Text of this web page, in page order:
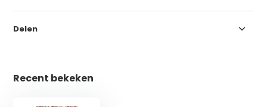
Delen
Recent bekeken